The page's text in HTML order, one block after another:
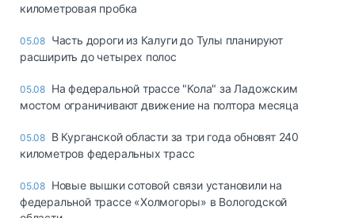
километровая пробка
05.08 Часть дороги из Калуги до Тулы планируют
расширить до четырех полос
05.08 На федеральной трассе "Кола" за Ладожским
мостом ограничивают движение на полтора месяца
05.08 В Курганской области за три года обновят 240
километров федеральных трасс
05.08 Новые вышки сотовой связи установили на
федеральной трассе «Холмогоры» в Вологодской